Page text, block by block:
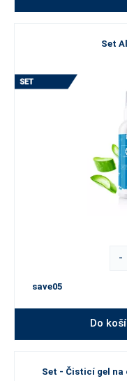
Set
-
save05
Do
Set - Čisticí gel na